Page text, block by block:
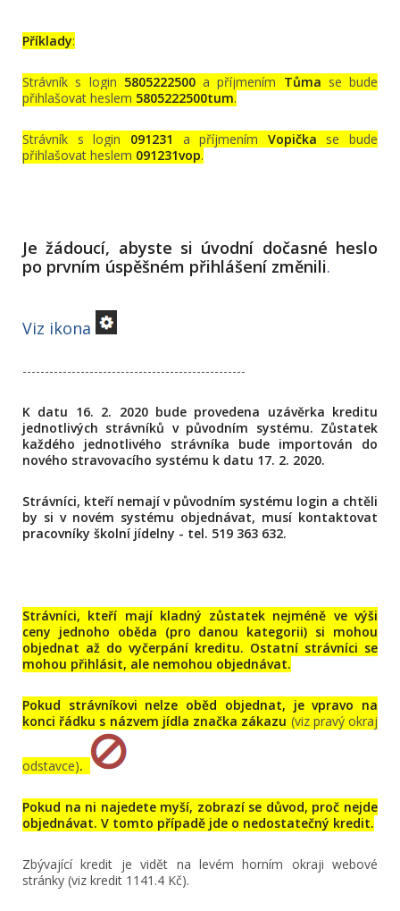
Příklady:
Strávník s login 5805222500a příjmením Tůma se bude
přihlašovat heslem 5805222500tum.
Strávník s login 091231 a příjmením Vopička se bude
přihlašovat heslem 091231vop.
Je žádoucí, abyste si úvodní dočasné heslo
po prvním úspěšném přihlášení změnili.
Viz ikona
--------------------------------------------------
K datu 16. 2. 2020 bude provedena uzávěrka kreditu
jednotlivých strávníků v původním systému. Zůstatek
každého jednotlivého strávníka bude importován do
nového stravovacího systému k datu 17. 2. 2020.
Strávníci, kteří nemají v původním systému login a chtěli
by si v novém systému objednávat, musí kontaktovat
pracovníky školní jídelny - tel. 519 363 632.
Strávníci, kteří mají kladný zůstatek nejméně ve výši
ceny jednoho oběda (pro danou kategorii) si mohou
objednat až do vyčerpání kreditu. Ostatní strávníci se
mohou přihlásit, ale nemohou objednávat.
Pokud strávníkovi nelze oběd objednat, je vpravo na
konci řádku s názvem jídla značka zákazu (viz pravý okraj
odstavce).
Pokud na ni najedete myší, zobrazí se důvod, proč nejde
objednávat. V tomto případě jde o nedostatečný kredit.
Zbývající kredit je vidět na levém horním okraji webové
stránky (viz kredit 1141.4 Kč).